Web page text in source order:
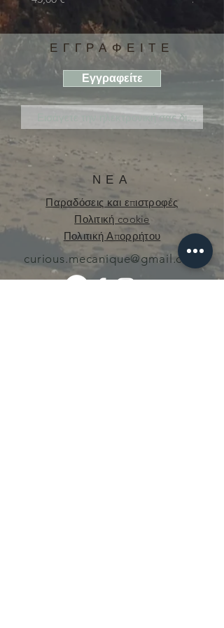
ΕΓΓΡΑΦΕΙΤΕ
Εγγραφείτε
ΝΕΑ
Παραδόσεις και επιστροφές
Πολιτική cookie
Πολιτική Απορρήτου
curious.mecanique@gmail.com